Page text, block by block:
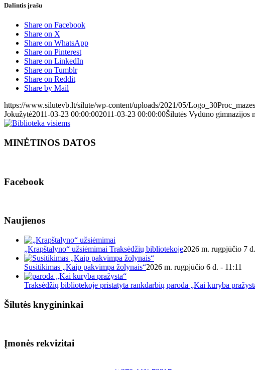
Dalintis įrašu
Share on Facebook
Share on X
Share on WhatsApp
Share on Pinterest
Share on LinkedIn
Share on Tumblr
Share on Reddit
Share by Mail
https://www.silutevb.lt/silute/wp-content/uploads/2021/05/
Jokužytė2011-03-23 00:00:002011-03-23 00:00:00Šilutės Vydūno gimnazijos
MINĖTINOS DATOS
Facebook
Naujienos
„Krapštalyno“ užsiėmimai Traksėdžių bibliotekoje2026 m. rugpjūčio 7
Susitikimas „Kaip pakvimpa žolynais“2026 m. rugpjūčio 6 d. - 11:11
Traksėdžių bibliotekoje pristatyta rankdarbių paroda „Kai kūryba
Šilutės knygininkai
Įmonės rekvizitai